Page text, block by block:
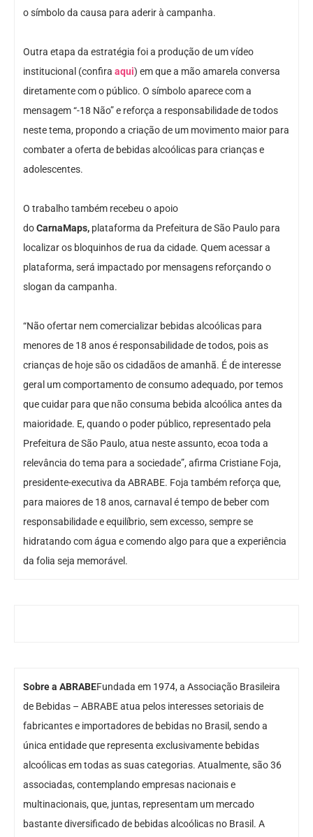
o símbolo da causa para aderir à campanha.
Outra etapa da estratégia foi a produção de um vídeo
institucional (confira aqui) em que a mão amarela conversa
diretamente com o público. O símbolo aparece com a
mensagem “-18 Não” e reforça a responsabilidade de todos
neste tema, propondo a criação de um movimento maior para
combater a oferta de bebidas alcoólicas para crianças e
adolescentes.
O trabalho também recebeu o apoio
doCarnaMaps, plataforma da Prefeitura de São Paulo para
localizar os bloquinhos de rua da cidade. Quem acessar a
plataforma, será impactado por mensagens reforçando o
slogan da campanha.
“Não ofertar nem comercializar bebidas alcoólicas para
menores de 18 anos é responsabilidade de todos, pois as
crianças de hoje são os cidadãos de amanhã. É de interesse
geral um comportamento de consumo adequado, por temos
que cuidar para que não consuma bebida alcoólica antes da
maioridade. E, quando o poder público, representado pela
Prefeitura de São Paulo, atua neste assunto, ecoa toda a
relevância do tema para a sociedade”, afirma Cristiane Foja,
presidente-executiva da ABRABE. Foja também reforça que,
para maiores de 18 anos, carnaval é tempo de beber com
responsabilidade e equilíbrio, sem excesso, sempre se
hidratando com água e comendo algo para que a experiência
da folia seja memorável.
Sobre a ABRABEFundada em 1974, a Associação Brasileira
de Bebidas – ABRABE atua pelos interesses setoriais de
fabricantes e importadores de bebidas no Brasil, sendo a
única entidade que representa exclusivamente bebidas
alcoólicas em todas as suas categorias. Atualmente, são 36
associadas, contemplando empresas nacionais e
multinacionais, que, juntas, representam um mercado
bastante diversificado de bebidas alcoólicas no Brasil. A